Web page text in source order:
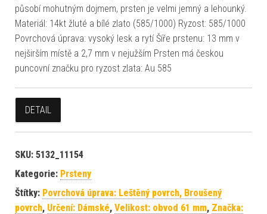
působí mohutným dojmem, prsten je velmi jemný a lehounký.
Materiál: 14kt žluté a bílé zlato (585/1000) Ryzost: 585/1000
Povrchová úprava: vysoký lesk a rytí Šíře prstenu: 13 mm v
nejširším místě a 2,7 mm v nejužším Prsten má českou
puncovní značku pro ryzost zlata: Au 585
DETAIL
SKU: 5132_11154
Kategorie: Prsteny
Štítky: Povrchová úprava: Leštěný povrch, Broušený
povrch, Určení: Dámské, Velikost: obvod 61 mm, Značka: